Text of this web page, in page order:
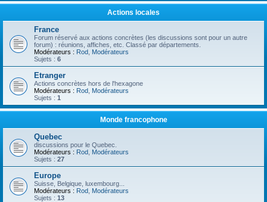
Actions locales
France
Forum réservé aux actions concrètes (les discussions sont pour un autre
forum) : réunions, affiches, etc. Classé par départements.
Modérateurs : Rod Modérateurs
Sujets : 6
Etranger
Actions concrètes hors de l'hexagone
Modérateurs : Rod Modérateurs
Sujets : 1
Monde francophone
Quebec
discussions pour le Quebec.
Modérateurs : Rod Modérateurs
Sujets : 27
Europe
Suisse, Belgique, luxembourg...
Modérateurs : Rod Modérateurs
Sujets : 13